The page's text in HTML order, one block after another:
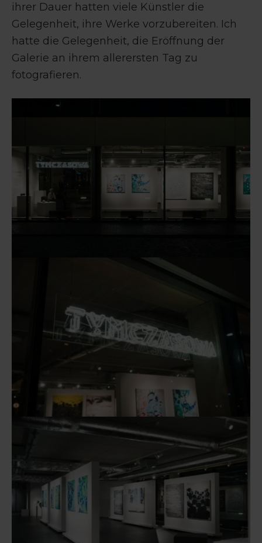
ihrer Dauer hatten viele Künstler die
Gelegenheit, ihre Werke vorzubereiten. Ich
hatte die Gelegenheit, die Eröffnung der
Galerie an ihrem allerersten Tag zu
fotografieren.